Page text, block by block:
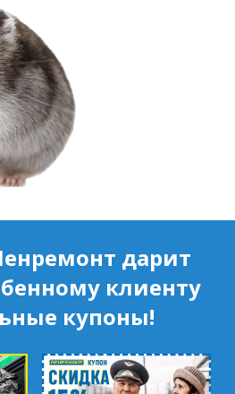
Всеволожский
Ленинградская
улица, д. 47
д.3
дарит
клиенту
купоны!